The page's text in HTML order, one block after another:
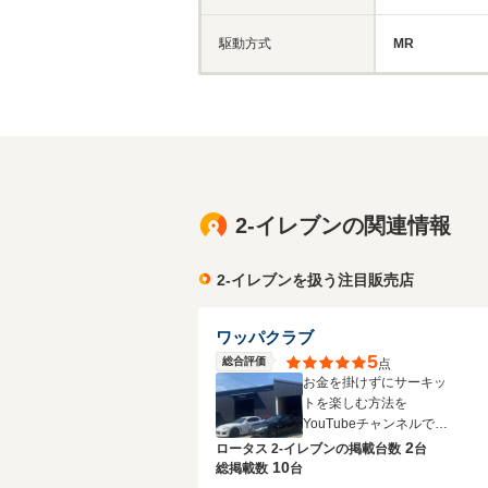
駆動方式 MR
2-イレブンの関連情報
2-イレブンを扱う注目販売店
ワッパクラブ
総合評価 5点
お金を掛けずにサーキッ
トを楽しむ方法を
YouTubeチャンネルで発
信しています！
ロータス 2-イレブンの掲載台数 2台
総掲載数 10台